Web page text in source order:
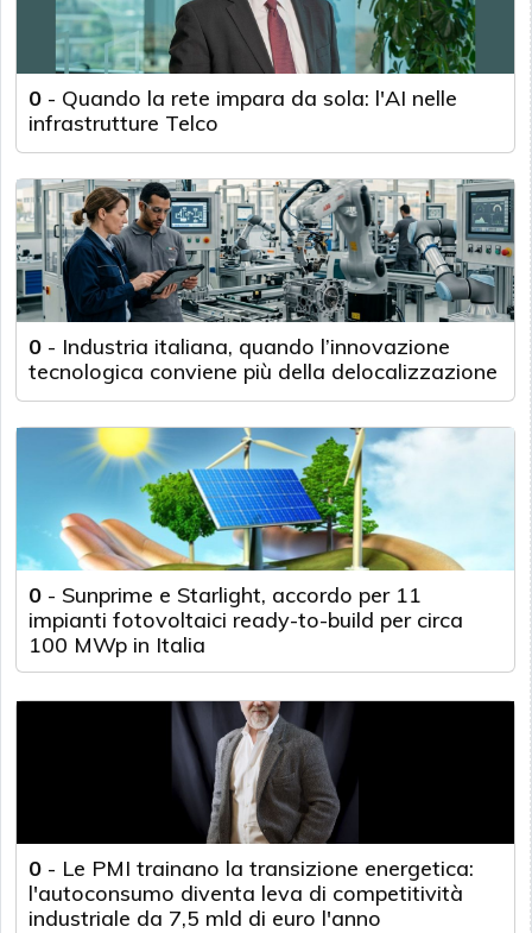
0 - Quando la rete impara da sola: l'AI nelle
infrastrutture Telco
0 - Industria italiana, quando l’innovazione
tecnologica conviene più della delocalizzazione
0 - Sunprime e Starlight, accordo per 11
impianti fotovoltaici ready-to-build per circa
100 MWp in Italia
0 - Le PMI trainano la transizione energetica:
l'autoconsumo diventa leva di competitività
industriale da 7,5 mld di euro l'anno